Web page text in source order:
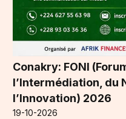
Conakry: FONI
l’Intermédiation, du
l’Innovation) 2026
19-10-2026